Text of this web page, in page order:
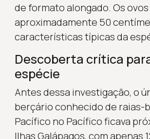
de formato alongado. Os
aproximadamente 50
características típicas da
Descoberta crítica
espécie
Antes dessa investigação, o
berçário conhecido de raias-
Pacífico no Pacífico ficava
Ilhas Galápagos, com apenas